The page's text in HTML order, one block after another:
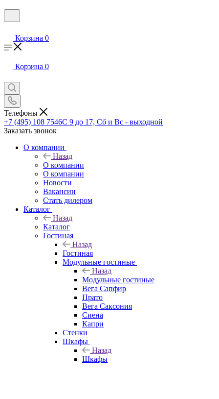
Корзина 0
Корзина 0
Телефоны
+7 (495) 108 7546С 9 до 17, Сб и Вс - выходной
Заказать звонок
О компании
Назад
О компании
О компании
Новости
Вакансии
Стать дилером
Каталог
Назад
Каталог
Гостиная
Назад
Гостиная
Модульные гостиные
Назад
Модульные гостиные
Вега Сапфир
Прато
Вега Саксония
Сиена
Капри
Стенки
Шкафы
Назад
Шкафы